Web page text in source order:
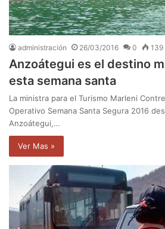
administración 26/03/2016 0 139
Anzoátegui es el destino
esta semana santa
La ministra para el Turismo Marleni
Operativo Semana Santa Segura 2016
Anzoátegui,…
Ver Mas »